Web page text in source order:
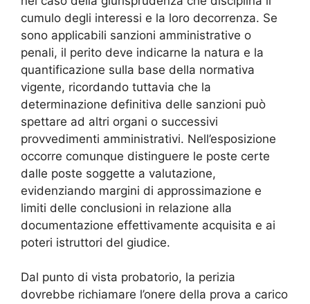
cumulo degli interessi e la loro decorrenza. Se
sono applicabili sanzioni amministrative o
penali, il perito deve indicarne la natura e la
quantificazione sulla base della normativa
vigente, ricordando tuttavia che la
determinazione definitiva delle sanzioni può
spettare ad altri organi o successivi
provvedimenti amministrativi. Nell’esposizione
occorre comunque distinguere le poste certe
dalle poste soggette a valutazione,
evidenziando margini di approssimazione e
limiti delle conclusioni in relazione alla
documentazione effettivamente acquisita e ai
poteri istruttori del giudice.
Dal punto di vista probatorio, la perizia
dovrebbe richiamare l’onere della prova a carico